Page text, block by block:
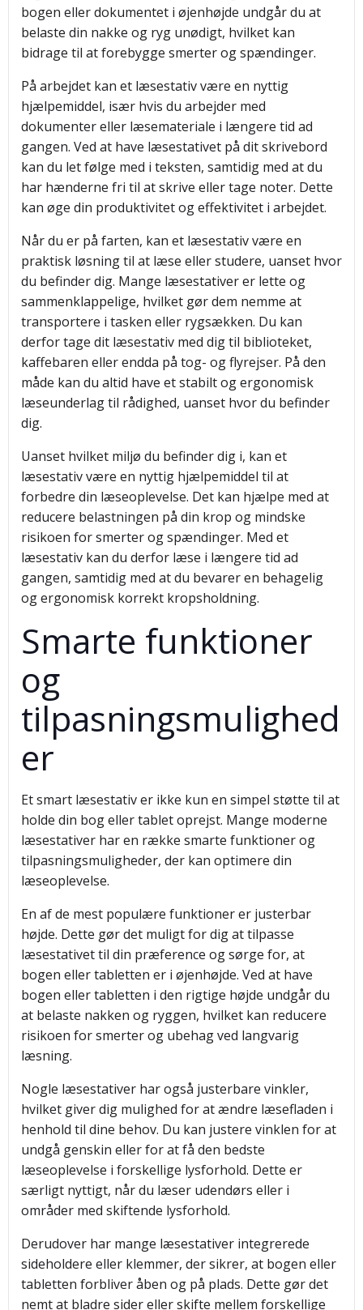
bogen eller dokumentet i øjenhøjde undgår du at
belaste din nakke og ryg unødigt, hvilket kan
bidrage til at forebygge smerter og spændinger.
På arbejdet kan et læsestativ være en nyttig
hjælpemiddel, især hvis du arbejder med
dokumenter eller læsemateriale i længere tid ad
gangen. Ved at have læsestativet på dit skrivebord
kan du let følge med i teksten, samtidig med at du
har hænderne fri til at skrive eller tage noter. Dette
kan øge din produktivitet og effektivitet i arbejdet.
Når du er på farten, kan et læsestativ være en
praktisk løsning til at læse eller studere, uanset hvor
du befinder dig. Mange læsestativer er lette og
sammenklappelige, hvilket gør dem nemme at
transportere i tasken eller rygsækken. Du kan
derfor tage dit læsestativ med dig til biblioteket,
kaffebaren eller endda på tog- og flyrejser. På den
måde kan du altid have et stabilt og ergonomisk
læseunderlag til rådighed, uanset hvor du befinder
dig.
Uanset hvilket miljø du befinder dig i, kan et
læsestativ være en nyttig hjælpemiddel til at
forbedre din læseoplevelse. Det kan hjælpe med at
reducere belastningen på din krop og mindske
risikoen for smerter og spændinger. Med et
læsestativ kan du derfor læse i længere tid ad
gangen, samtidig med at du bevarer en behagelig
og ergonomisk korrekt kropsholdning.
Smarte funktioner
og
tilpasningsmulighed
er
Et smart læsestativ er ikke kun en simpel støtte til at
holde din bog eller tablet oprejst. Mange moderne
læsestativer har en række smarte funktioner og
tilpasningsmuligheder, der kan optimere din
læseoplevelse.
En af de mest populære funktioner er justerbar
højde. Dette gør det muligt for dig at tilpasse
læsestativet til din præference og sørge for, at
bogen eller tabletten er i øjenhøjde. Ved at have
bogen eller tabletten i den rigtige højde undgår du
at belaste nakken og ryggen, hvilket kan reducere
risikoen for smerter og ubehag ved langvarig
læsning.
Nogle læsestativer har også justerbare vinkler,
hvilket giver dig mulighed for at ændre læsefladen i
henhold til dine behov. Du kan justere vinklen for at
undgå genskin eller for at få den bedste
læseoplevelse i forskellige lysforhold. Dette er
særligt nyttigt, når du læser udendørs eller i
områder med skiftende lysforhold.
Derudover har mange læsestativer integrerede
sideholdere eller klemmer, der sikrer, at bogen eller
tabletten forbliver åben og på plads. Dette gør det
nemt at bladre sider eller skifte mellem forskellige